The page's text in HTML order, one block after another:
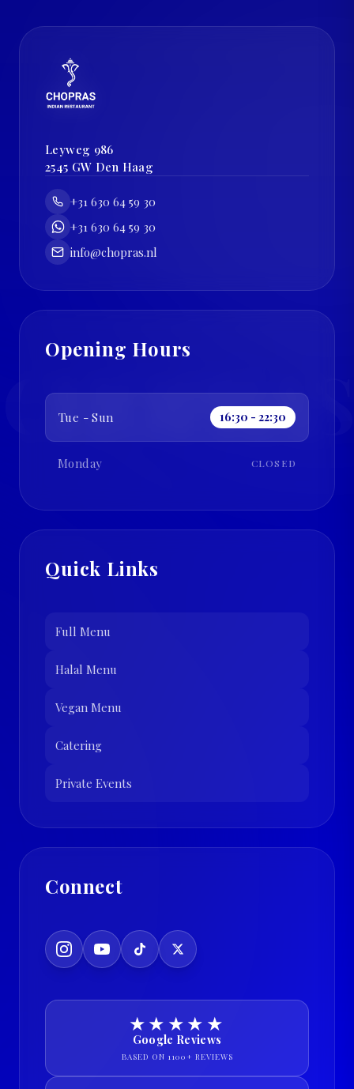
CHOPRAS
Leyweg 986
2545 GW Den Haag
+31 630 64 59 30
+31 630 64 59 30
info@chopras.nl
Opening Hours
Tue - Sun 16:30 - 22:30
Monday CLOSED
Quick Links
Full Menu
Halal Menu
Vegan Menu
Catering
Private Events
Connect
★★★★★
Google Reviews
BASED ON 1100+ REVIEWS